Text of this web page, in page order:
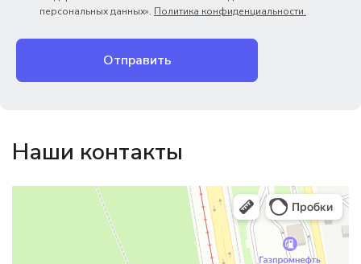
персональных данных». Политика конфиденциальности.
Отправить
Наши контакты
Магазин резинотехники
Резиновые и резинотехнические изделия в Екатеринбурге
Садовый инвентарь и техника в Екатеринбурге